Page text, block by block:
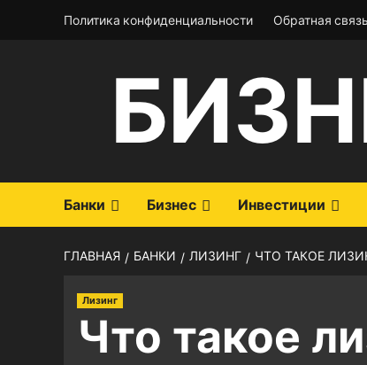
Политика конфиденциальности Обратная связь
Банки Бизнес Инвестиции
ГЛАВНАЯ БАНКИ ЛИЗИНГ ЧТО ТАКОЕ
Лизинг
Что такое